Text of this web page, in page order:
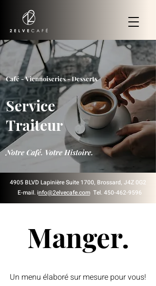
Café - Viennoiseries - Desserts
Service
Traiteur
Notre Café. Votre Histoire.
4905 BLVD Lapinière Suite 1700, Brossard, J4Z 0G2
E-mail. info@2elvecafe.comTel. 450-462-9596
Manger.
Un menu élaboré sur mesure pour vous!